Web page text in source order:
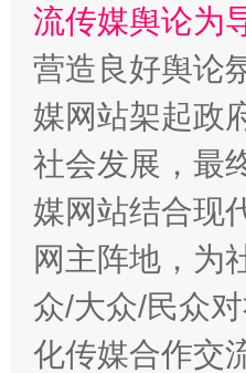
习近平的博鳌关键
流传媒舆论为
营造良好舆论
媒网站架起政
社会发展，最
媒网站结合现
网主阵地，为
众/大众/民众
化传媒合作交